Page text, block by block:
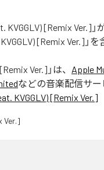
KVGGLV) [Remix
[Remix Ver.]」
Ver.] 」は、 Apple
などの音楽配信サー
KVGGLV) [Remix Ver.]